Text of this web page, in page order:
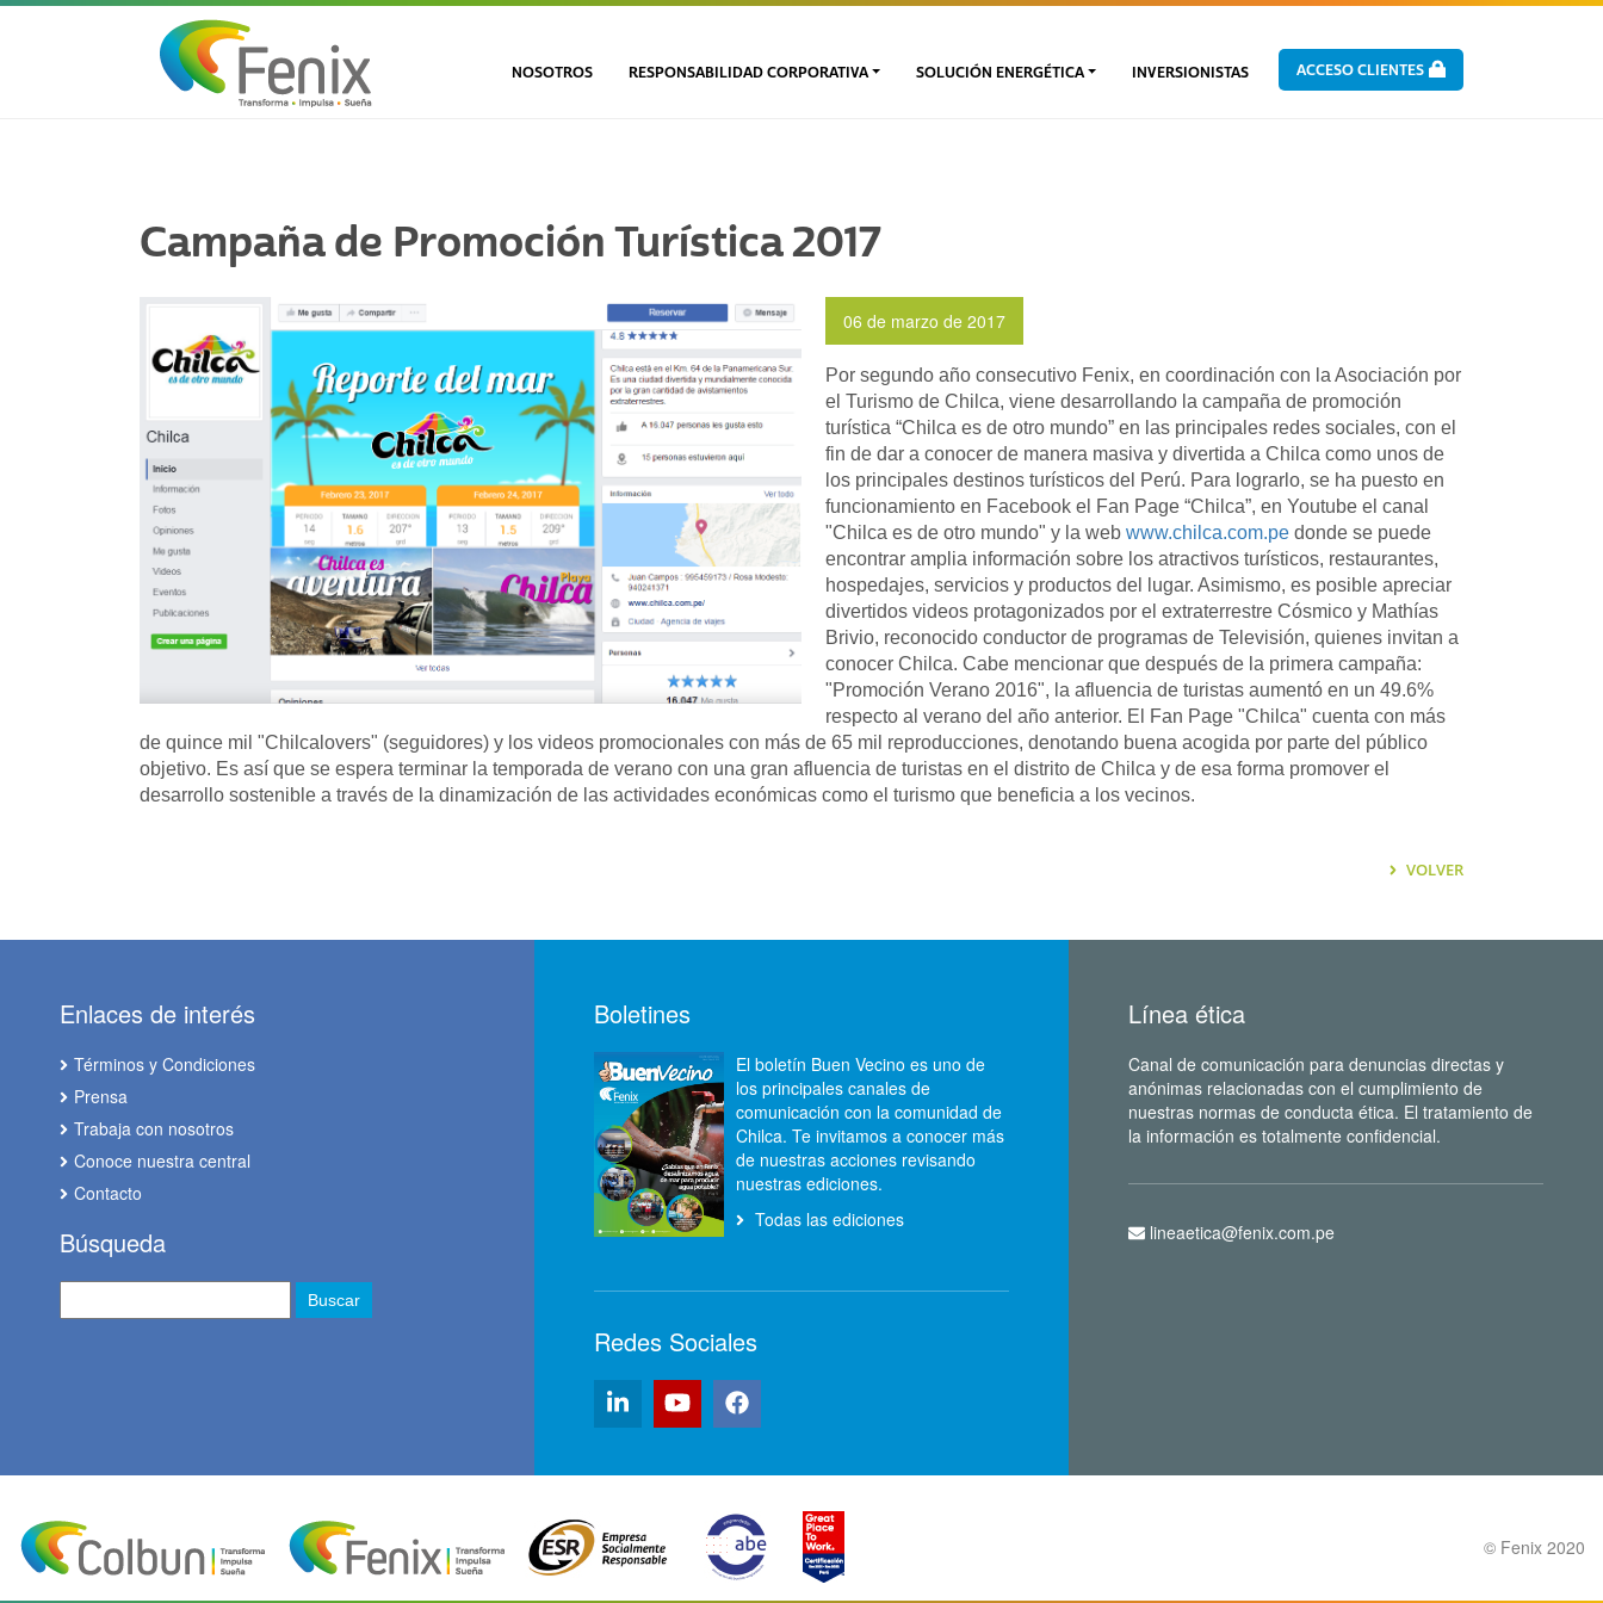
NOSOTROS RESPONSABILIDAD CORPORATIVA SOLUCIÓN ENERGÉTICA INVERSIONISTAS ACCESO CLIENTES
Campaña de Promoción Turística 2017
06 de marzo de 2017
Por segundo año consecutivo Fenix, en coordinación con la Asociación por
el Turismo de Chilca, viene desarrollando la campaña de promoción
turística “Chilca es de otro mundo” en las principales redes sociales, con el
fin de dar a conocer de manera masiva y divertida a Chilca como unos de
los principales destinos turísticos del Perú. Para lograrlo, se ha puesto en
funcionamiento en Facebook el Fan Page “Chilca”, en Youtube el canal
"Chilca es de otro mundo" y la web www.chilca.com.pe donde se puede
encontrar amplia información sobre los atractivos turísticos, restaurantes,
hospedajes, servicios y productos del lugar. Asimismo, es posible apreciar
divertidos videos protagonizados por el extraterrestre Cósmico y Mathías
Brivio, reconocido conductor de programas de Televisión, quienes invitan a
conocer Chilca. Cabe mencionar que después de la primera campaña:
"Promoción Verano 2016", la afluencia de turistas aumentó en un 49.6%
respecto al verano del año anterior. El Fan Page "Chilca" cuenta con más
de quince mil "Chilcalovers" (seguidores) y los videos promocionales con más de 65 mil reproducciones, denotando buena acogida por parte del público
objetivo. Es así que se espera terminar la temporada de verano con una gran afluencia de turistas en el distrito de Chilca y de esa forma promover el
desarrollo sostenible a través de la dinamización de las actividades económicas como el turismo que beneficia a los vecinos.
VOLVER
Enlaces de interés
Términos y Condiciones
Prensa
Trabaja con nosotros
Conoce nuestra central
Contacto
Búsqueda
Boletines
El boletín Buen Vecino es uno de
los principales canales de
comunicación con la comunidad de
Chilca. Te invitamos a conocer más
de nuestras acciones revisando
nuestras ediciones.
Todas las ediciones
Redes Sociales
Línea ética
Canal de comunicación para denuncias directas y
anónimas relacionadas con el cumplimiento de
nuestras normas de conducta ética. El tratamiento de
la información es totalmente confidencial.
lineaetica@fenix.com.pe
© Fenix 2020